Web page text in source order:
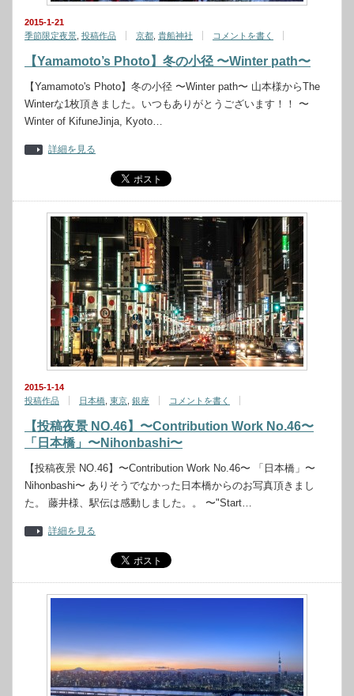
2015-1-21
季節限定夜景 投稿作品 京都 貴船神社 コメントを書く
【Yamamoto’s Photo】冬の小径 〜Winter path〜
【Yamamoto's Photo】冬の小径 〜Winter path〜 山本様からThe
Winterな1枚頂きました。いつもありがとうございます！！ 〜
Winter of KifuneJinja, Kyoto…
詳細を見る
2015-1-14
投稿作品
日本橋 東京 銀座 コメントを書く
【投稿夜景 NO.46】〜Contribution Work No.46〜
「日本橋」〜Nihonbashi〜
【投稿夜景 NO.46】〜Contribution Work No.46〜 「日本橋」〜
Nihonbashi〜 ありそうでなかった日本橋からのお写真頂きまし
た。 藤井様、駅伝は感動しました。。 〜"Start…
詳細を見る